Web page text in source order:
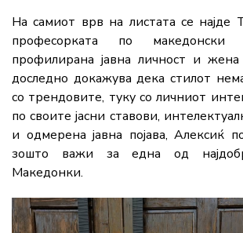
На самиот врв на листата се најде
професорката по македонски
профилирана јавна личност и жена
доследно докажува дека стилот
со трендовите, туку со личниот
по своите јасни ставови,
и одмерена јавна појава, Алексиќ
зошто важи за една од
Македонки.